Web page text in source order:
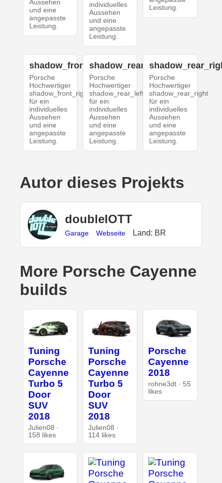
Aussehen
und eine
angepasste
Leistung.
individuelles
Aussehen
und eine
angepasste
Leistung.
Leistung.
shadow_front_right
Porsche
Hochwertiger
shadow_front_right
für ein
individuelles
Aussehen
und eine
angepasste
Leistung.
shadow_rear_left
Porsche
Hochwertiger
shadow_rear_left
für ein
individuelles
Aussehen
und eine
angepasste
Leistung.
Porsche
Hochwertiger
shadow_rear_right
für ein
individuelles
Aussehen
und eine
angepasste
Leistung.
Autor dieses Projekts
doubleIOTT
Garage Webseite Land: BR
More Porsche Cayenne
builds
Tuning
Porsche
Cayenne
Turbo 5
Door
SUV
2018
Julien08 ·
158 likes
Tuning
Porsche
Cayenne
Turbo 5
Door
SUV
2018
Julien08 ·
114 likes
Porsche
Cayenne
2018
rohne3dt · 55
likes